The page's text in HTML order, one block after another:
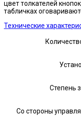
цвет толкателей
табличках
Технические
Степень
Со стороны